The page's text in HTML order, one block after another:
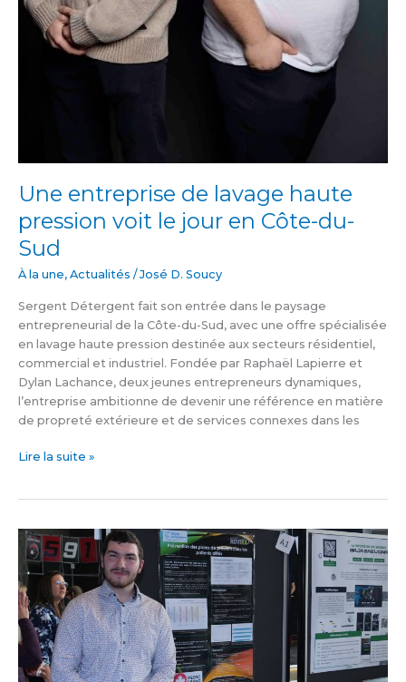
Une entreprise de lavage haute
pression voit le jour en Côte-du-
Sud
À la une, Actualités /José D. Soucy
Sergent Détergent fait son entrée dans le paysage
entrepreneurial de la Côte-du-Sud, avec une offre spécialisée
en lavage haute pression destinée aux secteurs résidentiel,
commercial et industriel. Fondée par Raphaël Lapierre et
Dylan Lachance, deux jeunes entrepreneurs dynamiques,
l’entreprise ambitionne de devenir une référence en matière
de propreté extérieure et de services connexes dans les
Lire la suite »
La
relève
du
Cégep
brille
au
FI3E